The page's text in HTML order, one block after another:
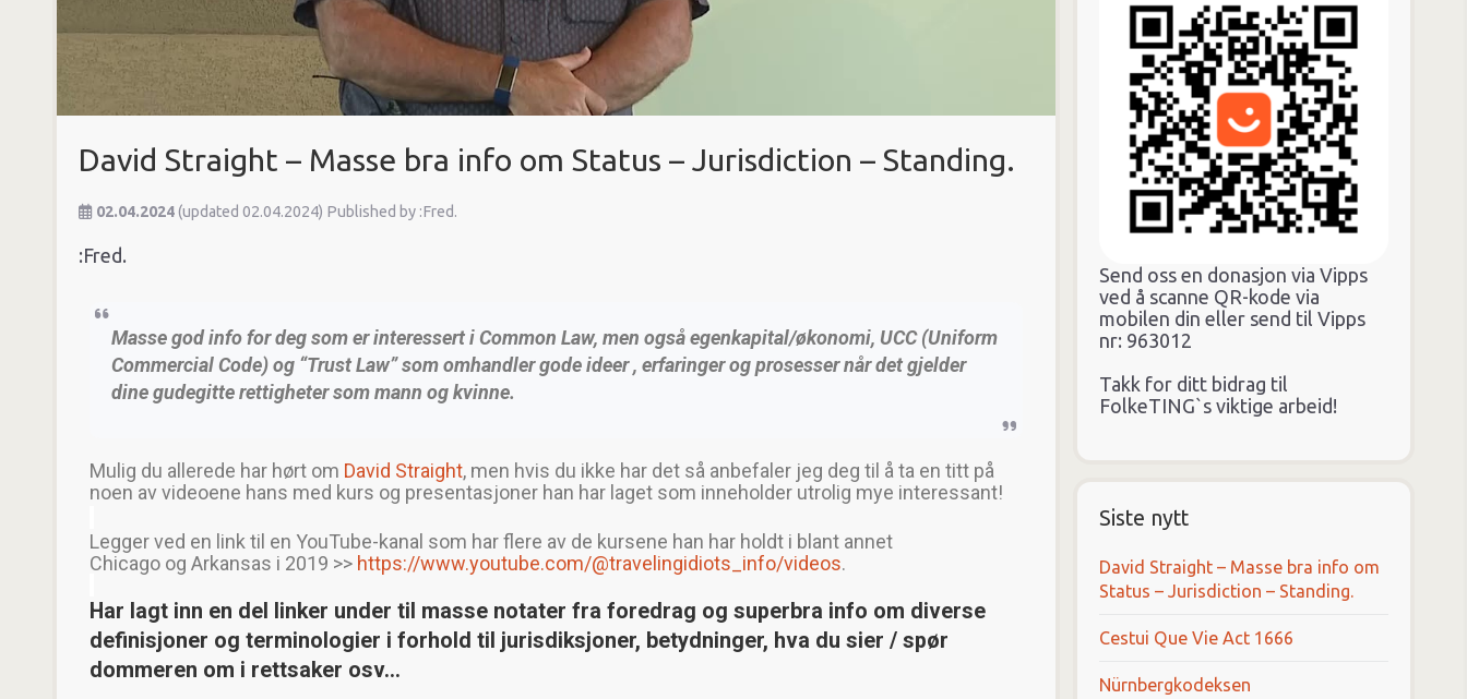
Send oss en donasjon via Vipps
ved å scanne QR-kode via
mobilen din eller send til Vipps
nr: 963012
Takk for ditt bidrag til
FolkeTING`s viktige arbeid!
Siste nytt
David Straight – Masse bra info om
Status – Jurisdiction – Standing.
Cestui Que Vie Act 1666
Nürnbergkodeksen
David Straight – Masse bra info om Status – Jurisdiction – Standing.
02.04.2024(updated 02.04.2024) Published by :Fred.
:Fred.
Masse god info for deg som er interessert i Common Law, men også egenkapital/økonomi, UCC (Uniform
Commercial Code) og “Trust Law” som omhandler gode ideer , erfaringer og prosesser når det gjelder
dine gudegitte rettigheter som mann og kvinne.
Mulig du allerede har hørt om David Straight, men hvis du ikke har det så anbefaler jeg deg til å ta en titt på
noen av videoene hans med kurs og presentasjoner han har laget som inneholder utrolig mye interessant!
Legger ved en link til en YouTube-kanal som har flere av de kursene han har holdt i blant annet
Chicago og Arkansas i 2019 >> https://www.youtube.com/@travelingidiots_info/videos.
Har lagt inn en del linker under til masse notater fra foredrag og superbra info om diverse
definisjoner og terminologier i forhold til jurisdiksjoner, betydninger, hva du sier / spør
dommeren om i rettsaker osv…